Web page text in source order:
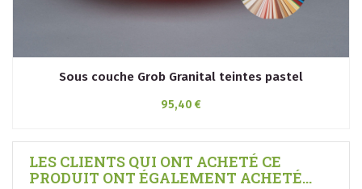
Sous couche Grob Granital teintes pastel
95,40 €
LES CLIENTS QUI ONT ACHETÉ CE
PRODUIT ONT ÉGALEMENT ACHETÉ...